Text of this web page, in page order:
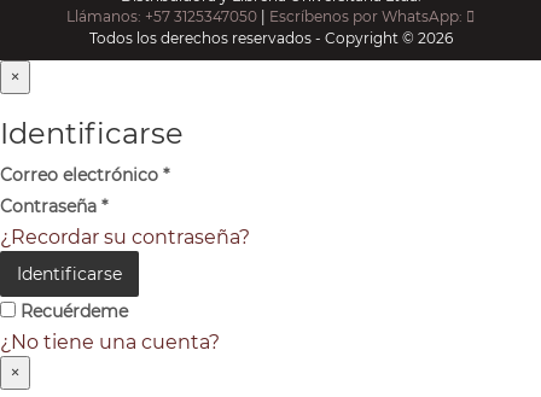
Llámanos: +57 3125347050
Escríbenos por WhatsApp:
Todos los derechos reservados - Copyright © 2026
×
Identificarse
Correo electrónico *
Contraseña *
¿Recordar su contraseña?
Identificarse
Recuérdeme
¿No tiene una cuenta?
×